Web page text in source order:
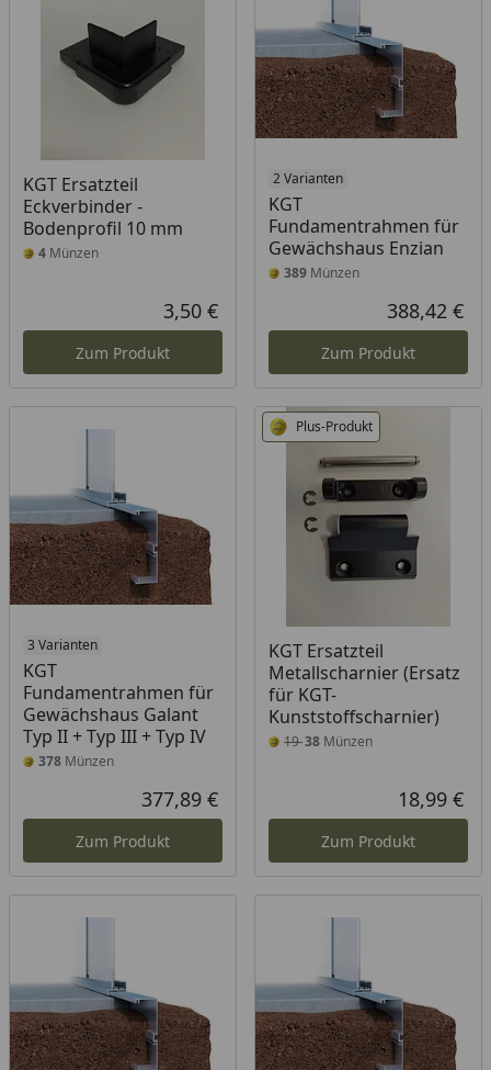
KGT Ersatzteil
Eckverbinder -
Bodenprofil 10 mm
4 Münzen
Aktueller Preis
3,50 €
Zum Produkt
2 Varianten
KGT
Fundamentrahmen für
Gewächshaus Enzian
389Münzen
388,42 €
Zum Produkt
3 Varianten
KGT
Fundamentrahmen für
Gewächshaus Galant
Typ II + Typ III + Typ IV
378 Münzen
Aktueller Preis
377,89 €
Zum Produkt
Plus-Produkt
KGT Ersatzteil
Metallscharnier (Ersatz
für KGT-
Kunststoffscharnier)
1938Münzen
18,99 €
Zum Produkt